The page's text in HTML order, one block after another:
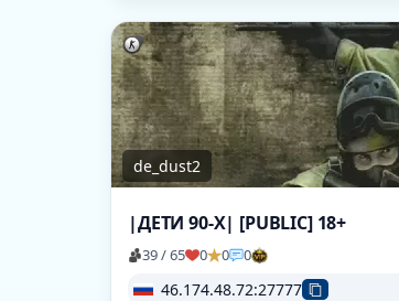
de_dust2
|ДЕТИ 90-X| [PUBLIC] 18+
39 / 65 0 0 0
46.174.48.72:27777